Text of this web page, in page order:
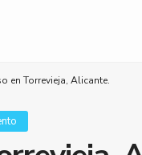
en Torrevieja, Alicante.